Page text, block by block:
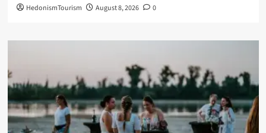
HedonismTourism August 8, 2026 0